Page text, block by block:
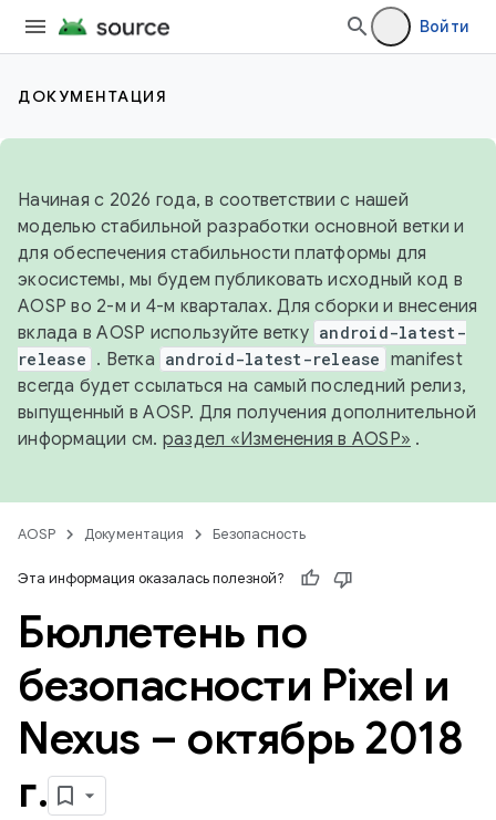
Войти
ДОКУМЕНТАЦИЯ
Начиная с 2026 года, в соответствии с нашей
моделью стабильной разработки основной ветки и
для обеспечения стабильности платформы для
экосистемы, мы будем публиковать исходный код в
AOSP во 2-м и 4-м кварталах. Для сборки и внесения
вклада в AOSP используйте ветку android-latest-
release . Ветка android-latest-release manifest
всегда будет ссылаться на самый последний релиз,
выпущенный в AOSP. Для получения дополнительной
информации см. раздел «Изменения в AOSP» .
AOSP Документация Безопасность
Эта информация оказалась полезной?
Бюллетень по
безопасности Pixel и
Nexus – октябрь 2018
г.